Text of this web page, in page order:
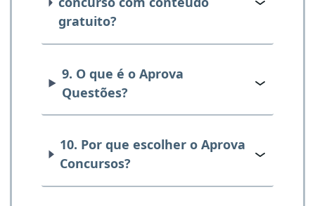
gratuito?
9. O que é o Aprova
Questões?
10. Por que escolher o Aprova
Concursos?